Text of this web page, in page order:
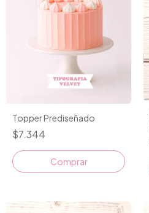
Topper Prediseñado
$7.344
Comprar